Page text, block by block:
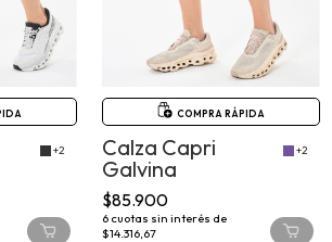
+2
COMPRA RÁPIDA
Calza Capri
Galvina
+2
$85.900
6 cuotas sin interés de
$14.316,67